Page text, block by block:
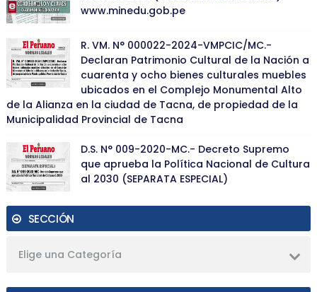
www.minedu.gob.pe
R. VM. N° 000022-2024-VMPCIC/MC.-
Declaran Patrimonio Cultural de la Nación a
cuarenta y ocho bienes culturales muebles
ubicados en el Complejo Monumental Alto
de la Alianza en la ciudad de Tacna, de propiedad de la
Municipalidad Provincial de Tacna
D.S. N° 009-2020-MC.- Decreto Supremo
que aprueba la Política Nacional de Cultura
al 2030 (SEPARATA ESPECIAL)
SECCIÓN
Elige una Categoría